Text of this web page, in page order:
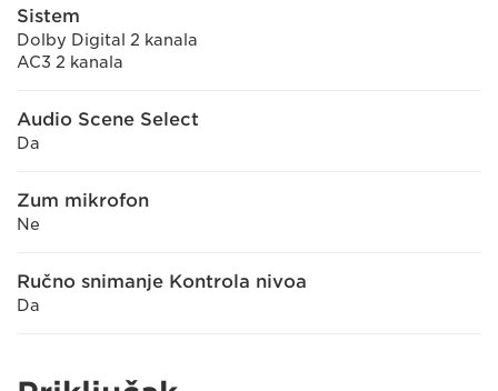
Sistem
Dolby Digital 2 kanala
AC3 2 kanala
Audio Scene Select
Da
Zum mikrofon
Ne
Ručno snimanje Kontrola nivoa
Da